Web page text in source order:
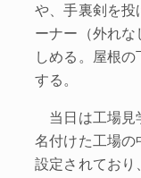
や、手裏剣を投
ーナー（外れな
しめる。屋根
する。
当日は工場見
名付けた工場の
設定されており